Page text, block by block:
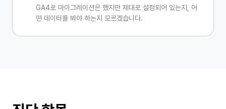
GA4로 마이그레이션은 했지만 제대로 설정되어 있는지, 어
떤 데이터를 봐야 하는지 모르겠습니다.